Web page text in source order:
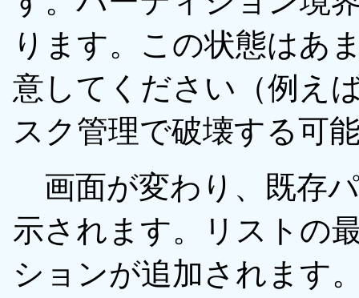
ります。この状態はあ
意してください（例え
スク管理で破壊する可
画面が変わり、既存
示されます。リストの
ションが追加されます